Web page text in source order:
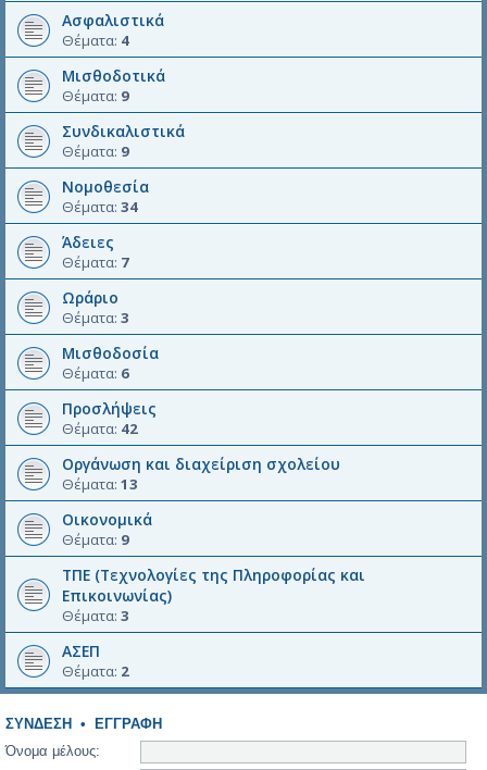
Ασφαλιστικά
Θέματα: 4
Μισθοδοτικά
Θέματα: 9
Συνδικαλιστικά
Θέματα: 9
Νομοθεσία
Θέματα: 34
Άδειες
Θέματα: 7
Ωράριο
Θέματα: 3
Μισθοδοσία
Θέματα: 6
Προσλήψεις
Θέματα: 42
Οργάνωση και διαχείριση σχολείου
Θέματα: 13
Οικονομικά
Θέματα: 9
ΤΠΕ (Τεχνολογίες της Πληροφορίας και
Επικοινωνίας)
Θέματα: 3
ΑΣΕΠ
Θέματα: 2
ΣΎΝΔΕΣΗ • ΕΓΓΡΑΦΉ
Όνομα μέλους: